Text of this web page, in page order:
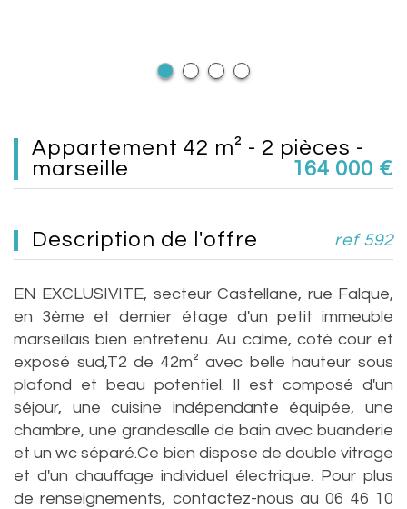
appartement 42 m² - 2 pièces -
marseille
164 000 €
description de l'offre ref 592
EN EXCLUSIVITE, secteur Castellane, rue Falque,
en 3ème et dernier étage d'un petit immeuble
marseillais bien entretenu. Au calme, coté cour et
exposé sud,T2 de 42m² avec belle hauteur sous
plafond et beau potentiel. Il est composé d'un
séjour, une cuisine indépendante équipée, une
chambre, une grandesalle de bain avec buanderie
et un wc séparé.Ce bien dispose de double vitrage
et d'un chauffage individuel électrique. Pour plus
de renseignements, contactez-nous au 06 46 10